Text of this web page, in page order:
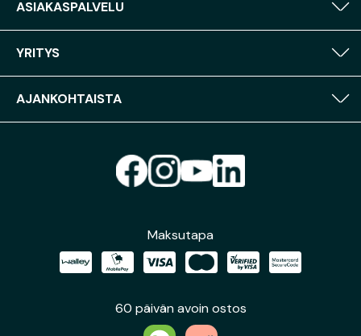
ASIAKASPALVELU
YRITYS
AJANKOHTAISTA
Maksutapa
60 päivän avoin ostos